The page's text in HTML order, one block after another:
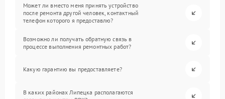
Может ли вместо меня принять устройство
после ремонта другой человек, контактный
телефон которого я предоставлю?
Возможно ли получать обратную связь в
процессе выполнения ремонтных работ?
Какую гарантию вы предоставляете?
В каких районах Липецка располагаются